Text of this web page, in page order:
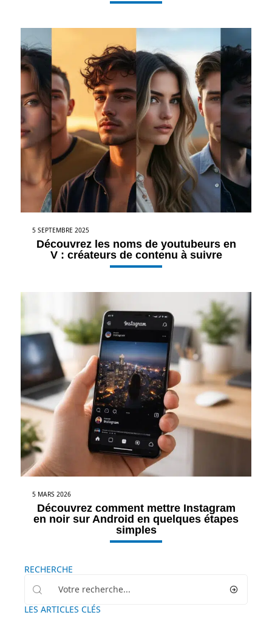
5 SEPTEMBRE 2025
Découvrez les noms de youtubeurs en
V : créateurs de contenu à suivre
5 MARS 2026
Découvrez comment mettre Instagram
en noir sur Android en quelques étapes
simples
RECHERCHE
LES ARTICLES CLÉS